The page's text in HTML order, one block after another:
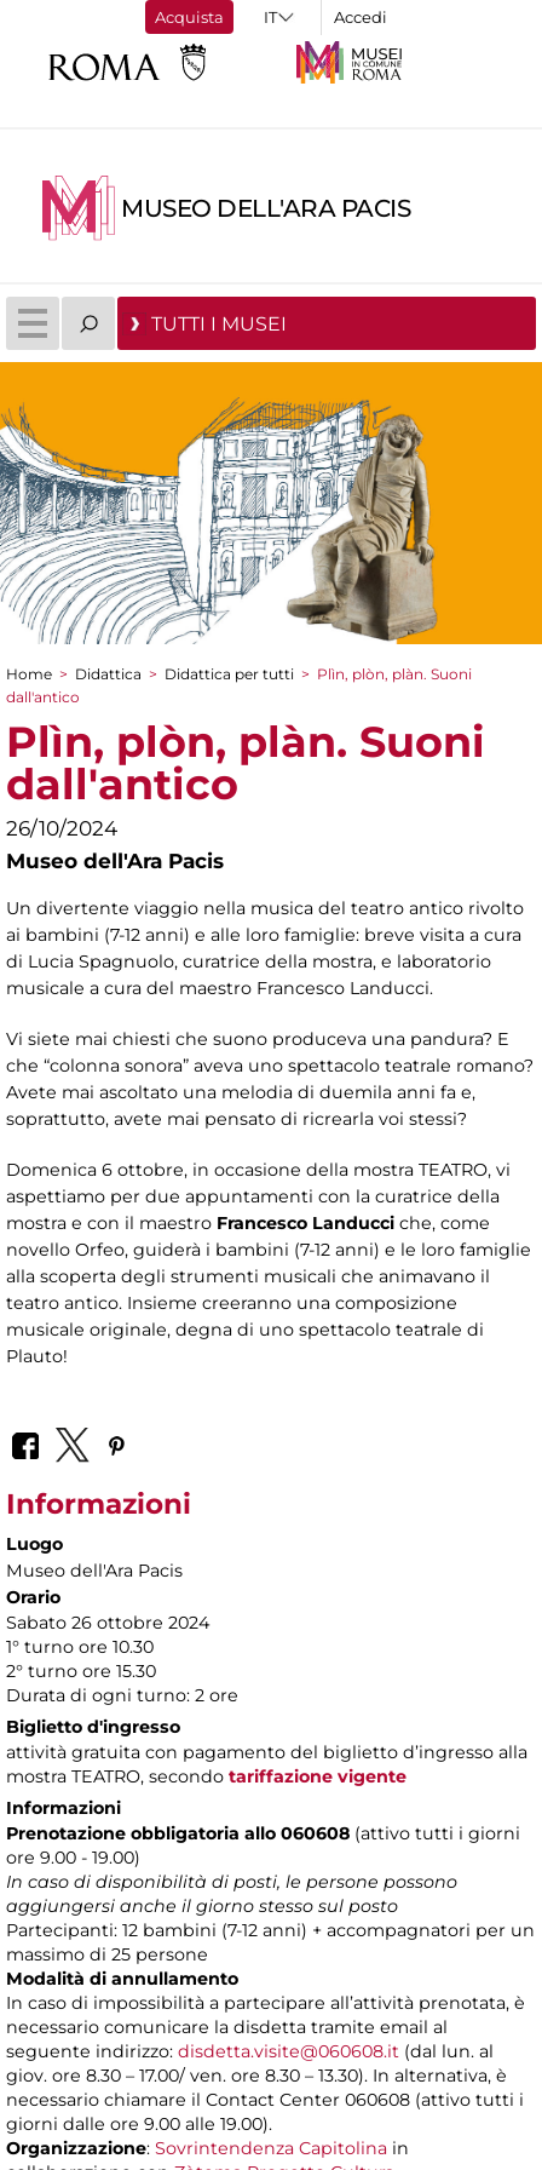
Acquista Accedi
MUSEO DELL'ARA PACIS
TUTTI I MUSEI
Tu sei qui
Home > Didattica > Didattica per tutti > Plìn, plòn, plàn. Suoni
dall'antico
Plìn, plòn, plàn. Suoni
dall'antico
26/10/2024
Museo dell'Ara Pacis
Un divertente viaggio nella musica del teatro antico rivolto
ai bambini (7-12 anni) e alle loro famiglie: breve visita a cura
di Lucia Spagnuolo, curatrice della mostra, e laboratorio
musicale a cura del maestro Francesco Landucci.
Vi siete mai chiesti che suono produceva una pandura? E
che “colonna sonora” aveva uno spettacolo teatrale romano?
Avete mai ascoltato una melodia di duemila anni fa e,
soprattutto, avete mai pensato di ricrearla voi stessi?
Domenica 6 ottobre, in occasione della mostra TEATRO, vi
aspettiamo per due appuntamenti con la curatrice della
mostra e con il maestro Francesco Landucci che, come
novello Orfeo, guiderà i bambini (7-12 anni) e le loro famiglie
alla scoperta degli strumenti musicali che animavano il
teatro antico. Insieme creeranno una composizione
musicale originale, degna di uno spettacolo teatrale di
Plauto!
Informazioni
Luogo
Museo dell'Ara Pacis
Orario
Sabato 26 ottobre 2024
1° turno ore 10.30
2° turno ore 15.30
Durata di ogni turno: 2 ore
Biglietto d'ingresso
attività gratuita con pagamento del biglietto d’ingresso alla
mostra TEATRO, secondo tariffazione vigente
Informazioni
Prenotazione obbligatoria allo 060608 (attivo tutti i giorni
ore 9.00 - 19.00)
In caso di disponibilità di posti, le persone possono
aggiungersi anche il giorno stesso sul posto
Partecipanti: 12 bambini (7-12 anni) + accompagnatori per un
massimo di 25 persone
Modalità di annullamento
In caso di impossibilità a partecipare all’attività prenotata, è
necessario comunicare la disdetta tramite email al
seguente indirizzo: disdetta.visite@060608.it (dal lun. al
giov. ore 8.30 – 17.00/ ven. ore 8.30 – 13.30). In alternativa, è
necessario chiamare il Contact Center 060608 (attivo tutti i
giorni dalle ore 9.00 alle 19.00).
Organizzazione: Sovrintendenza Capitolina in